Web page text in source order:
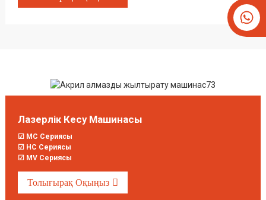
Лазерлік Кесу Машинасы
☑ MC Сериясы
☑ HC Сериясы
☑ MV Сериясы
Толығырақ Оқыңыз